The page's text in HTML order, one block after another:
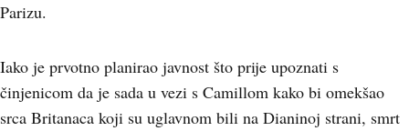
Parizu.
Iako je prvotno planirao javnost što prije upoznati s
činjenicom da je sada u vezi s Camillom kako bi omekšao
srca Britanaca koji su uglavnom bili na Dianinoj strani, smrt